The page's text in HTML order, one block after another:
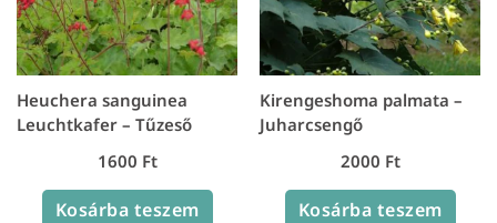
Heuchera sanguinea
Leuchtkafer – Tűzeső
1600 Ft
Kosárba teszem
Kirengeshoma palmata –
Juharcsengő
2000 Ft
Kosárba teszem